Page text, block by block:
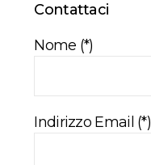
Contattaci
Nome (*)
Indirizzo Email (*)